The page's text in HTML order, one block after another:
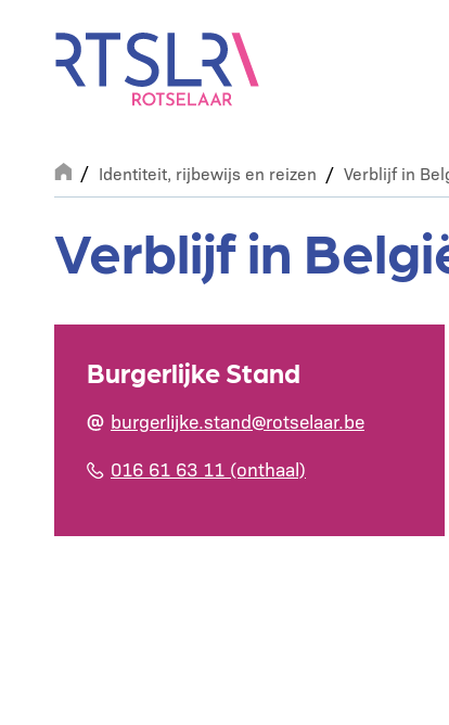
Breadcrumb
Identiteit, rijbewijs en reizen Verblijf in
Verblijf in
Burgerlijke Stand
burgerlijke.stand@rotselaar.be
016 61 63 11 (onthaal)